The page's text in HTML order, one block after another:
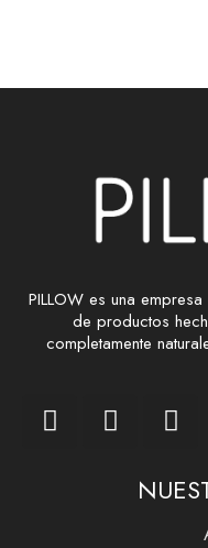
PILLOW es una
de productos
completamente